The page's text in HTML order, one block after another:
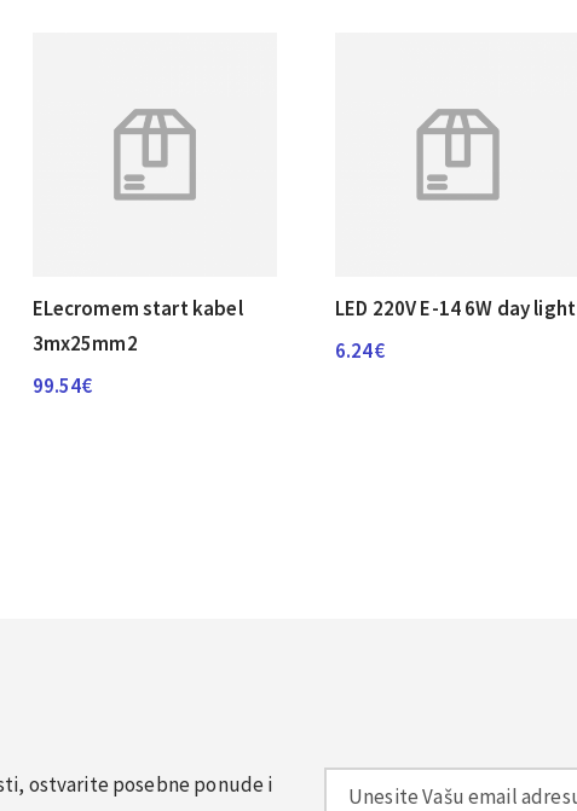
ELecromem start kabel
3mx25mm2
99.54€
LED 220V E-14 6W day light
6.24€
ostvarite posebne ponude i